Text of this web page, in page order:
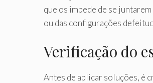
que os impede de se
ou das configurações
Verificação do
Antes de aplicar soluções, é